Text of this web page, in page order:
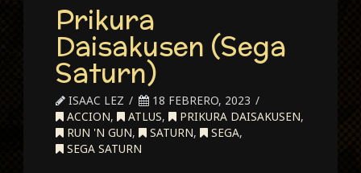
Prikura
Daisakusen (Sega
Saturn)
ISAAC LEZ
18 FEBRERO, 2023
ACCION, ATLUS, PRIKURA DAISAKUSEN,
RUN 'N GUN, SATURN, SEGA,
SEGA SATURN